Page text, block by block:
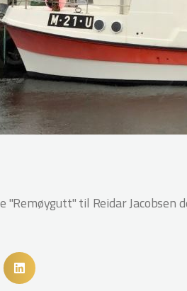
"Remøygutt" til Reidar Jacobsen